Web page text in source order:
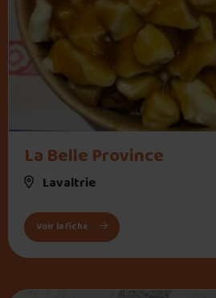
La Belle Province
Lavaltrie
Voir la fiche : La Belle Province